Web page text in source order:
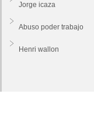
Jorge icaza
Abuso poder trabajo
Henri wallon